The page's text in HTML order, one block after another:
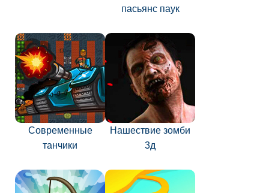
пасьянс паук
Современные
танчики
Нашествие зомби
3д